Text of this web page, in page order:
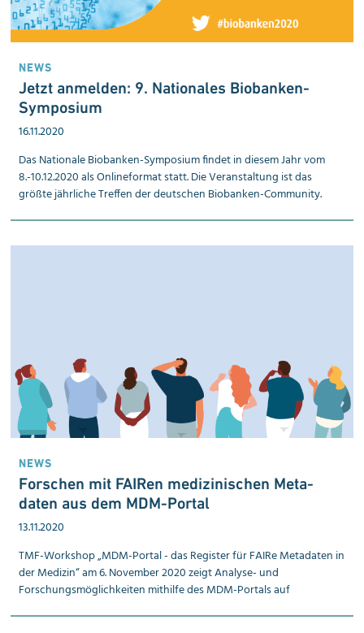
NEWS
Jetzt anmelden: 9. Nationales Biobanken-
Symposium
16.11.2020
Das Nationale Biobanken-Symposium findet in diesem Jahr vom
8.-10.12.2020 als Onlineformat statt. Die Veranstaltung ist das
größte jährliche Treffen der deutschen Biobanken-Community.
NEWS
Forschen mit FAIRen medizin­ischen Meta­
daten aus dem MDM-Portal
13.11.2020
TMF-Workshop „MDM-Portal - das Register für FAIRe Metadaten in
der Medizin“ am 6. November 2020 zeigt Analyse- und
Forschungsmöglichkeiten mithilfe des MDM-Portals auf